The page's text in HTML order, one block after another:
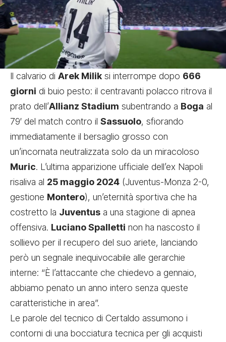
Il calvario di Arek Milik si interrompe dopo 666
giorni di buio pesto: il centravanti polacco ritrova il
prato dell’Allianz Stadium subentrando a Boga al
79′ del match contro il Sassuolo, sfiorando
immediatamente il bersaglio grosso con
un’incornata neutralizzata solo da un miracoloso
Muric. L’ultima apparizione ufficiale dell’ex Napoli
risaliva al 25 maggio 2024 (Juventus-Monza 2-0,
gestione Montero), un’eternità sportiva che ha
costretto la Juventus a una stagione di apnea
offensiva. Luciano Spalletti non ha nascosto il
sollievo per il recupero del suo ariete, lanciando
però un segnale inequivocabile alle gerarchie
interne: “È l’attaccante che chiedevo a gennaio,
abbiamo penato un anno intero senza queste
caratteristiche in area”.
Le parole del tecnico di Certaldo assumono i
contorni di una bocciatura tecnica per gli acquisti